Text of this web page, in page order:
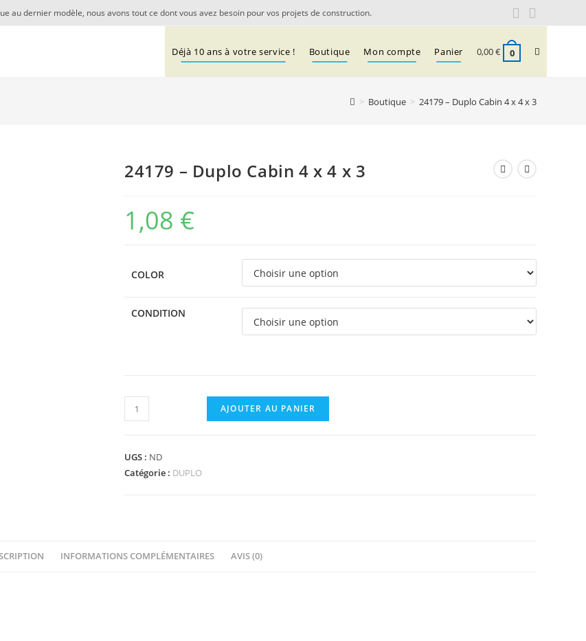
au dernier modèle, nous avons tout ce dont vous avez besoin pour vos projets de construction.
Déjà 10 ans à votre service ! Boutique Mon compte Panier 0,00€ 0 Toggle
website
> Boutique > 24179 – Duplo Cabin 4 x 4 x 3
24179 – Duplo Cabin 4 x 4 x 3
1,08 €
COLOR
CONDITION
quantité
de
-
Duplo
x
AJOUTER AU PANIER
UGS : ND
Catégorie : DUPLO
INFORMATIONS COMPLÉMENTAIRES AVIS (0)